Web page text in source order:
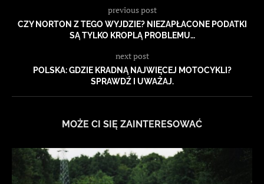
previous post
CZY NORTON Z TEGO WYJDZIE? NIEZAPŁACONE PODATKI
SĄ TYLKO KROPLĄ PROBLEMU…
next post
POLSKA: GDZIE KRADNĄ NAJWIĘCEJ MOTOCYKLI?
SPRAWDŹ I UWAŻAJ.
MOŻE CI SIĘ ZAINTERESOWAĆ